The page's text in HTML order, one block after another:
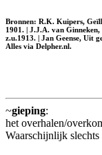
Bronnen: R.K. Kuipers,
1901. | J.J.A. van
z.u.1913. | Jan Geense, Uit
Alles via Delpher.nl.
~gieping:
het overhalen/
Waarschijnlijk